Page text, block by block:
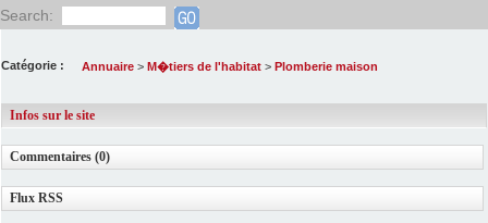
Search:
Catégorie : Annuaire > M�tiers de l'habitat > Plomberie maison
Infos sur le site
Commentaires (0)
Flux RSS